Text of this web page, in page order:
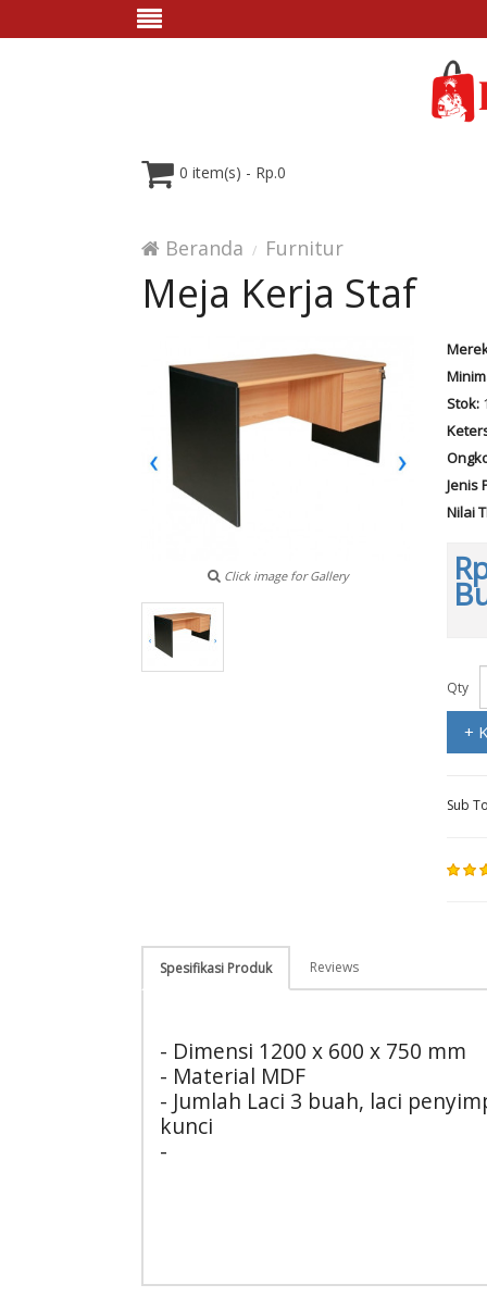
0 item(s) - Rp.0
Beranda Furnitur
Meja Kerja Staf
Click image for Gallery
Stok:
Jenis
Nilai
Qty
+
Sub
Spesifikasi Produk Reviews
- Dimensi 1200 x 600 x 750 mm
- Material MDF
- Jumlah Laci 3 buah, laci
kunci
-